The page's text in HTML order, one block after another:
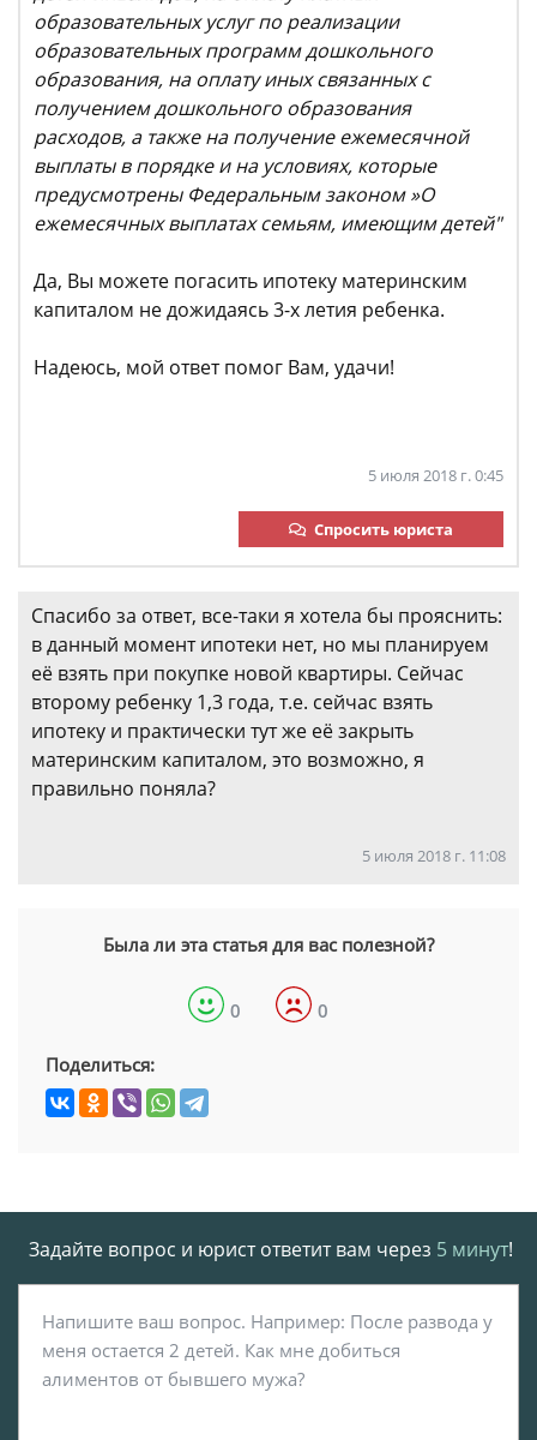
образовательных услуг по реализации
образовательных программ дошкольного
образования, на оплату иных связанных с
получением дошкольного образования
расходов, а также на получение ежемесячной
выплаты в порядке и на условиях, которые
предусмотрены Федеральным законом »О
ежемесячных выплатах семьям, имеющим детей"
Да, Вы можете погасить ипотеку материнским
капиталом не дожидаясь 3-х летия ребенка.
Надеюсь, мой ответ помог Вам, удачи!
5 июля 2018 г. 0:45
Спросить юриста
Спасибо за ответ, все-таки я хотела бы прояснить:
в данный момент ипотеки нет, но мы планируем
её взять при покупке новой квартиры. Сейчас
второму ребенку 1,3 года, т.е. сейчас взять
ипотеку и практически тут же её закрыть
материнским капиталом, это возможно, я
правильно поняла?
5 июля 2018 г. 11:08
Была ли эта статья для вас полезной?
0 0
Поделиться:
Задайте вопрос и юрист ответит вам через 5 минут!